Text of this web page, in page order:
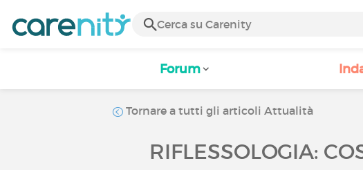
Forum
Tornare a tutti gli articoli Attualità
RIFLESSOLOGIA: